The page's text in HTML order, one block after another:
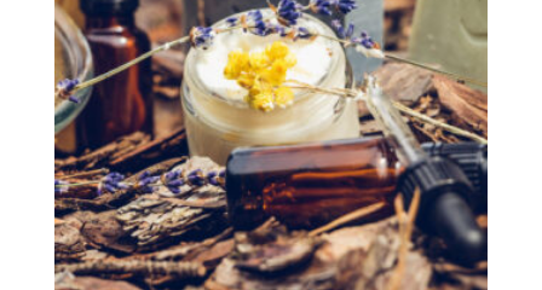
lze
vybrat
na
stránce
produktu